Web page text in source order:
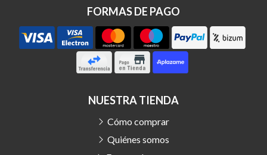
FORMAS DE PAGO
NUESTRA TIENDA
Cómo comprar
Quiénes somos